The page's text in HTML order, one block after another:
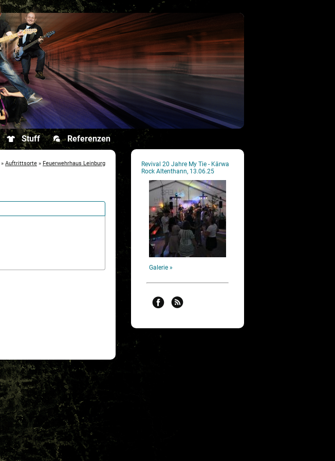
» Auftrittsorte » Feuerwehrhaus Leinburg
Stuff Referenzen
Revival 20 Jahre My Tie - Kärwa
Rock Altenthann, 13.06.25
Galerie »